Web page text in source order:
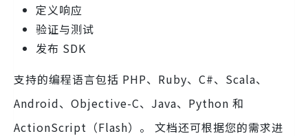
定义响应
验证与测试
发布 SDK
支持的编程语言包括 PHP、Ruby、C#、Scala、
Android、Objective-C、Java、Python 和
ActionScript（Flash）。 文档还可根据您的需求进